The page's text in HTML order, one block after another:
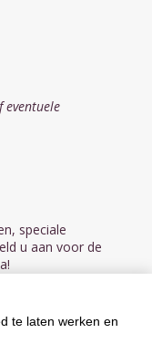
eventuele
speciale
u aan voor de
te laten werken en